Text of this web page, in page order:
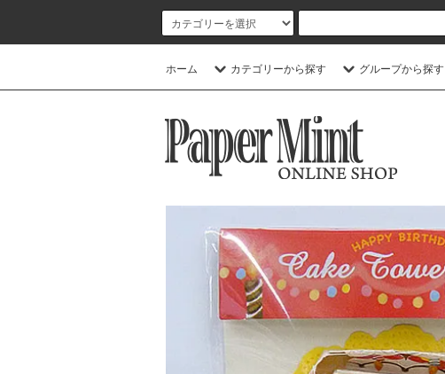
ホーム カテゴリーから探す グループから探す